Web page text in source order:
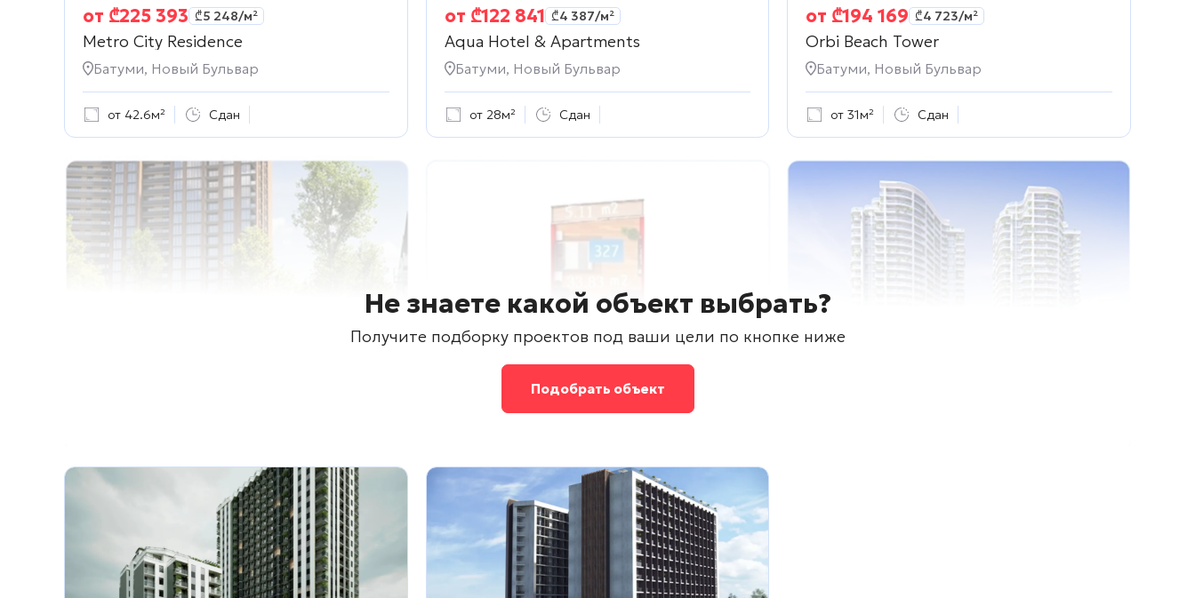
от ₾225 393 ₾5 248/м²
Metro City Residence
Батуми, Новый Бульвар
от 42.6м² Сдан
от ₾122 841 ₾4 387/м²
Aqua Hotel & Apartments
Батуми, Новый Бульвар
от 28м² Сдан
от ₾194 169 ₾4 723/м²
Orbi Beach Tower
Батуми, Новый Бульвар
от 31м² Сдан
Не знаете какой объект выбрать?
Получите подборку проектов под ваши цели по кнопке ниже
Подобрать объект